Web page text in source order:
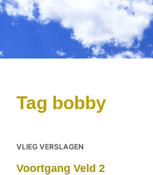
D
r
a
n
Tag bobby
VLIEG VERSLAGEN
Voortgang Veld 2